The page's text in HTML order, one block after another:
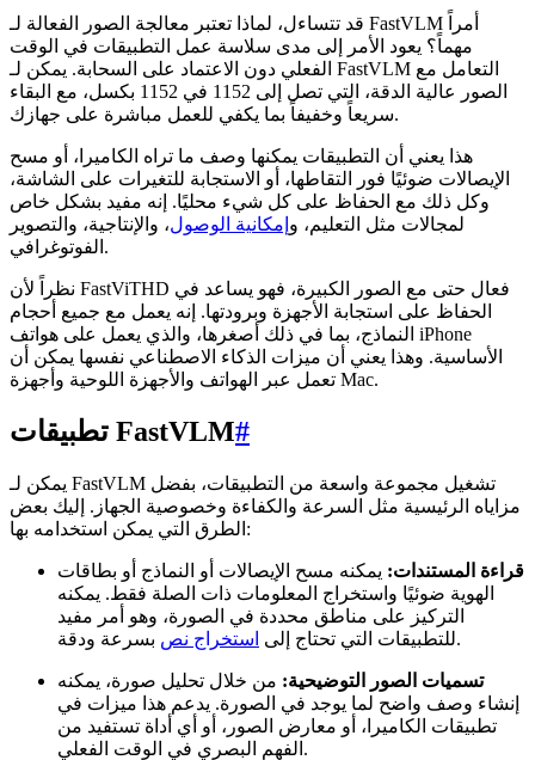
قد تتساءل، لماذا تعتبر معالجة الصور الفعالة لـ FastVLM أمراً
مهماً؟ يعود الأمر إلى مدى سلاسة عمل التطبيقات في الوقت
الفعلي دون الاعتماد على السحابة. يمكن لـ FastVLM التعامل مع
الصور عالية الدقة، التي تصل إلى 1152 في 1152 بكسل، مع البقاء
سريعاً وخفيفاً بما يكفي للعمل مباشرة على جهازك.
هذا يعني أن التطبيقات يمكنها وصف ما تراه الكاميرا، أو مسح
الإيصالات ضوئيًا فور التقاطها، أو الاستجابة للتغيرات على الشاشة،
وكل ذلك مع الحفاظ على كل شيء محليًا. إنه مفيد بشكل خاص
لمجالات مثل التعليم، و إمكانية الوصول، والإنتاجية، والتصوير
الفوتوغرافي.
نظراً لأن FastViTHD فعال حتى مع الصور الكبيرة، فهو يساعد في
الحفاظ على استجابة الأجهزة وبرودتها. إنه يعمل مع جميع أحجام
النماذج، بما في ذلك أصغرها، والذي يعمل على هواتف iPhone
الأساسية. وهذا يعني أن ميزات الذكاء الاصطناعي نفسها يمكن أن
تعمل عبر الهواتف والأجهزة اللوحية وأجهزة Mac.
تطبيقات FastVLM#
يمكن لـ FastVLM تشغيل مجموعة واسعة من التطبيقات، بفضل
مزاياه الرئيسية مثل السرعة والكفاءة وخصوصية الجهاز. إليك بعض
الطرق التي يمكن استخدامه بها:
قراءة المستندات: يمكنه مسح الإيصالات أو النماذج أو بطاقات
الهوية ضوئيًا واستخراج المعلومات ذات الصلة فقط. يمكنه
التركيز على مناطق محددة في الصورة، وهو أمر مفيد
للتطبيقات التي تحتاج إلى استخراج نص بسرعة ودقة.
تسميات الصور التوضيحية: من خلال تحليل صورة، يمكنه
إنشاء وصف واضح لما يوجد في الصورة. يدعم هذا ميزات في
تطبيقات الكاميرا، أو معارض الصور، أو أي أداة تستفيد من
الفهم البصري في الوقت الفعلي.